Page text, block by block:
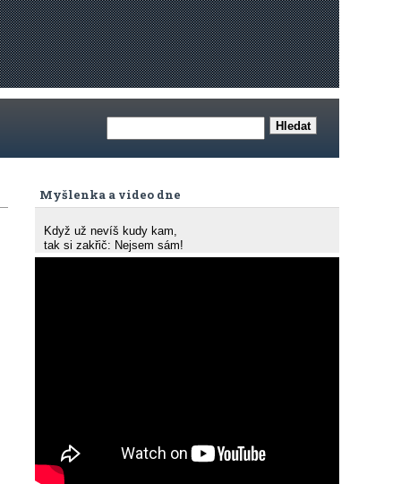
Myšlenka a video dne
Když už nevíš kudy kam,
tak si zakřič: Nejsem sám!